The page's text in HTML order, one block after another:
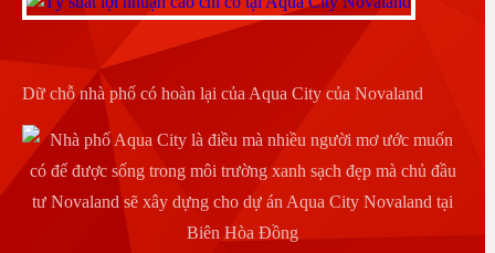
Cảm hứng thiết kế nên những căn nhà phần ky The Valencia
Aqua City